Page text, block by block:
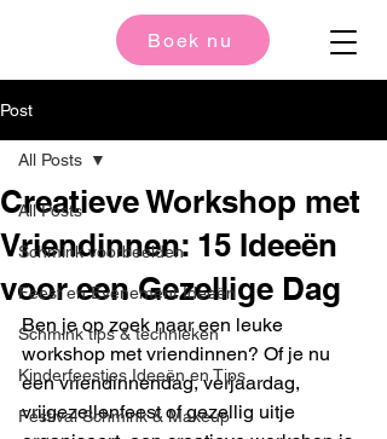
Boek nu
Post
All Posts
Schmink voorbeelden
Feest en Evenement Ideeën
Schmink tips & technieken
Kinderfeestjes Ideeën en Tips
Festival Schmink & Makeup
All Posts
Creatieve Workshop met
Vriendinnen: 15 Ideeën
voor een Gezellige Dag
Ben je op zoek naar een leuke
workshop met vriendinnen? Of je nu
een vriendinnendag, verjaardag,
vrijgezellenfeest of gezellig uitje